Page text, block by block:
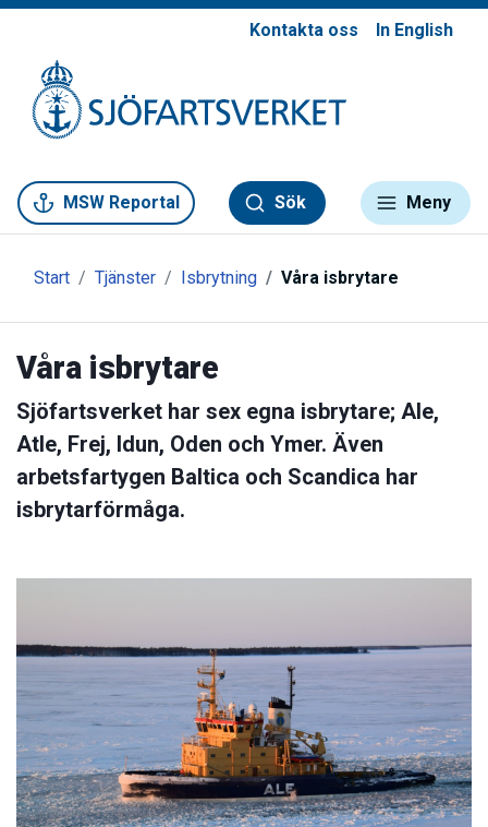
Kontakta oss In English
MSW Reportal Sök Meny
Start Tjänster Isbrytning Våra isbrytare
Våra isbrytare
Sjöfartsverket har sex egna isbrytare; Ale,
Atle, Frej, Idun, Oden och Ymer. Även
arbetsfartygen Baltica och Scandica har
isbrytarförmåga.